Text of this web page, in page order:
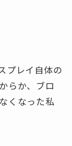
プレイ自体の
らか、ブロ
くなった私